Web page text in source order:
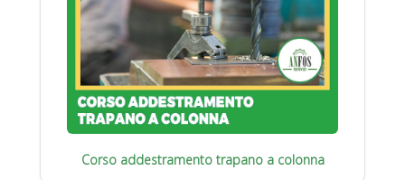
Corso addestramento trapano a colonna